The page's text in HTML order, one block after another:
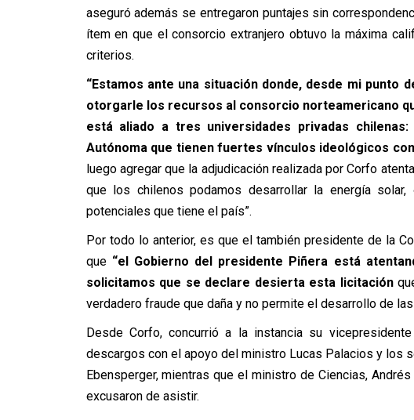
aseguró además se entregaron puntajes sin
ítem en que el consorcio extranjero obtuvo la máxima
criterios.
“Estamos ante una situación donde, desde mi punto
otorgarle los recursos al consorcio norteamericano
está aliado a tres universidades privadas
Autónoma que tienen fuertes vínculos ideológicos con
luego agregar que la adjudicación realizada por Corfo
que los chilenos podamos desarrollar la energía
potenciales que tiene el país”.
Por todo lo anterior, es que el también presidente de la
que “el Gobierno del presidente Piñera está
solicitamos que se declare desierta esta licitación
verdadero fraude que daña y no permite el desarrollo de
Desde Corfo, concurrió a la instancia su
descargos con el apoyo del ministro Lucas Palacios y los
Ebensperger, mientras que el ministro de Ciencias,
excusaron de asistir.